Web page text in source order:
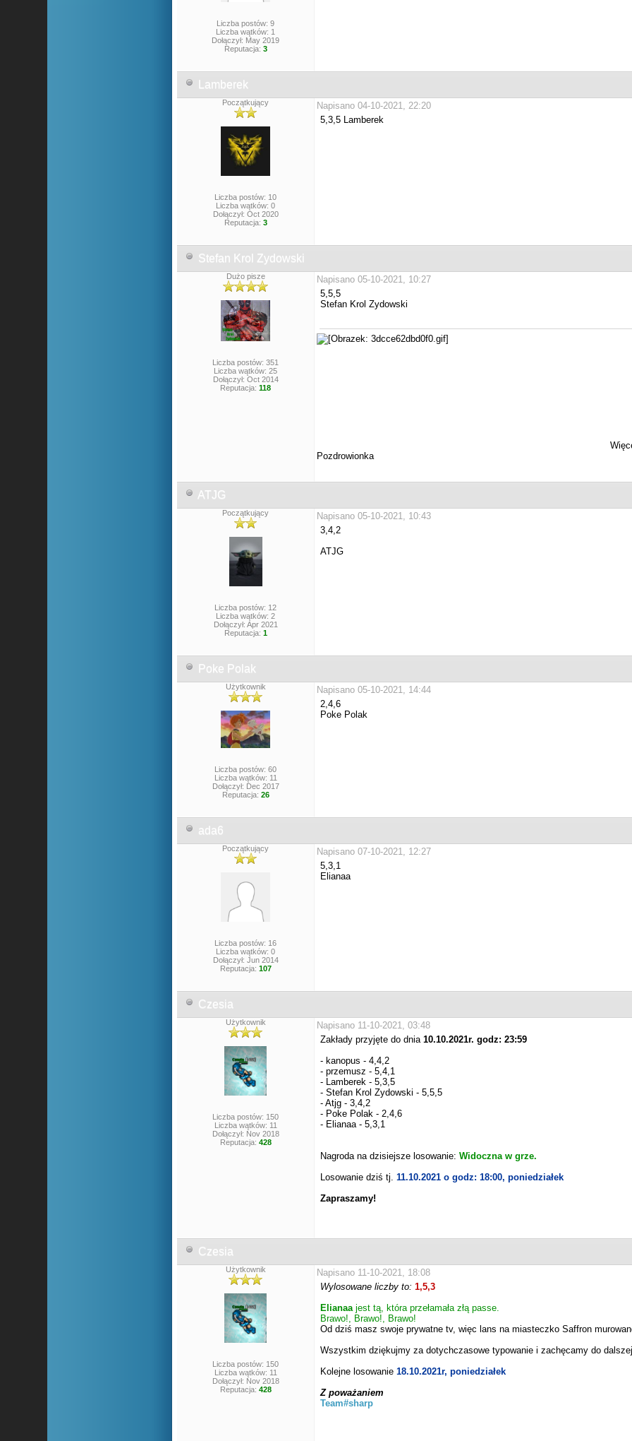
Liczba postów: 9
Liczba wątków: 1
Dołączył: May 2019
Reputacja: 3
Lamberek
Początkujący
Liczba postów: 10
Liczba wątków: 0
Dołączył: Oct 2020
Reputacja: 3
Napisano 04-10-2021, 22:20
5,3,5 Lamberek
Stefan Krol Zydowski
Dużo pisze
Liczba postów: 351
Liczba wątków: 25
Dołączył: Oct 2014
Reputacja:118
Napisano 05-10-2021, 10:27
5,5,5
Stefan Krol Zydowski
Pozdrowionka
ATJG
Początkujący
Liczba postów: 12
Liczba wątków: 2
Dołączył: Apr 2021
Reputacja: 1
Napisano 05-10-2021, 10:43
3,4,2
ATJG
Poke Polak
Użytkownik
Liczba postów: 60
Liczba wątków: 11
Dołączył: Dec 2017
Reputacja: 26
Napisano 05-10-2021, 14:44
2,4,6
Poke Polak
ada6
Początkujący
Liczba postów: 16
Liczba wątków: 0
Dołączył: Jun 2014
Reputacja: 107
Napisano 07-10-2021, 12:27
5,3,1
Elianaa
Czesia
Użytkownik
Liczba postów: 150
Liczba wątków: 11
Dołączył: Nov 2018
Reputacja: 428
Napisano 11-10-2021, 03:48
Zakłady przyjęte do dnia10.10.2021r. godz: 23:59
- kanopus - 4,4,2
- przemusz - 5,4,1
- Lamberek - 5,3,5
- Stefan Krol Zydowski - 5,5,5
- Atjg - 3,4,2
- Poke Polak - 2,4,6
- Elianaa - 5,3,1
Nagroda na dzisiejsze losowanie: Widoczna w grze.
Losowanie dziś tj.11.10.2021 o godz: 18:00, poniedziałek
Zapraszamy!
Czesia
Użytkownik
Liczba postów: 150
Liczba wątków: 11
Dołączył: Nov 2018
Reputacja: 428
Napisano 11-10-2021, 18:08
Wylosowane liczby to: 1,5,3
Elianaajest tą, która przełamała złą passe.
Brawo!, Brawo!, Brawo!
Od dziś masz swoje prywatne tv, więc lans na miasteczko Saffron
Wszystkim dziękujmy za dotychczasowe typowanie i zachęcamy do
Kolejne losowanie18.10.2021r, poniedziałek
Z poważaniem
Team#sharp